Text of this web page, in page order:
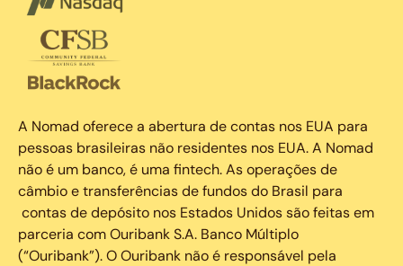
A Nomad oferece a abertura de contas nos EUA para
pessoas brasileiras não residentes nos EUA. A Nomad
não é um banco, é uma fintech. As operações de
câmbio e transferências de fundos do Brasil para
contas de depósito nos Estados Unidos são feitas em
parceria com Ouribank S.A. Banco Múltiplo
(“Ouribank”). O Ouribank não é responsável pela